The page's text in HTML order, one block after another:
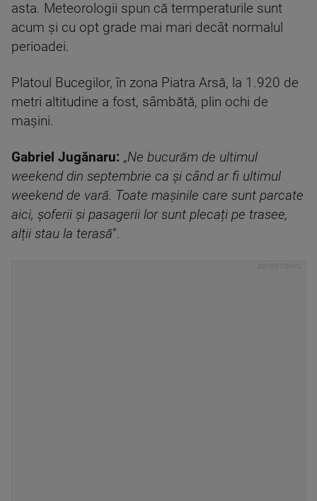
asta. Meteorologii spun că termperaturile sunt
acum și cu opt grade mai mari decât normalul
perioadei.
Platoul Bucegilor, în zona Piatra Arsă, la 1.920 de
metri altitudine a fost, sâmbătă, plin ochi de
mașini.
Gabriel Jugănaru: „Ne bucurăm de ultimul
weekend din septembrie ca și când ar fi ultimul
weekend de vară. Toate mașinile care sunt parcate
aici, șoferii și pasagerii lor sunt plecați pe trasee,
alții stau la terasă”.